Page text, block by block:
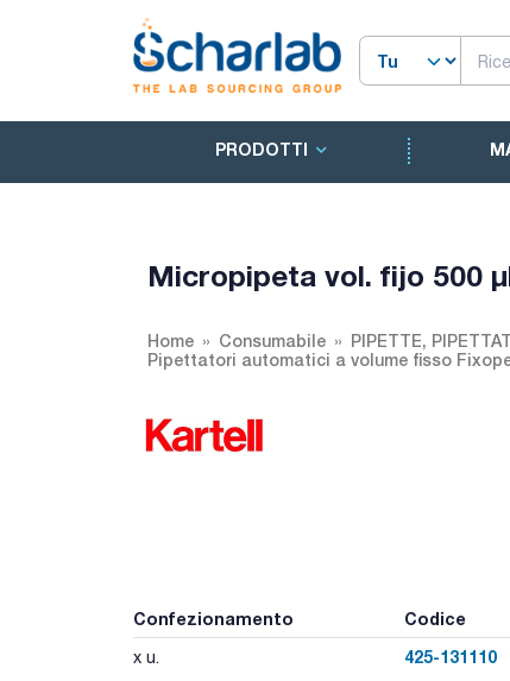
PRODOTTI
Micropipeta vol. fijo 500
Home Consumabile
PIPETTE,
Pipettatori automatici a volume fisso
Confezionamento Codice
x u. 425-131110